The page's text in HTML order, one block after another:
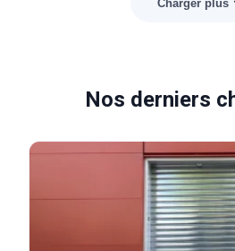
Charger plus
Nos derniers